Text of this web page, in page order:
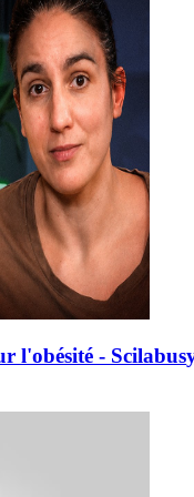
l'obésité - Scilabus